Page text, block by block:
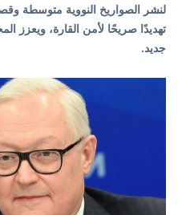
لنشر الصواريخ النووية متوسطة
تهديدًا صريحًا لأمن القارة، ويعزز
جديد.